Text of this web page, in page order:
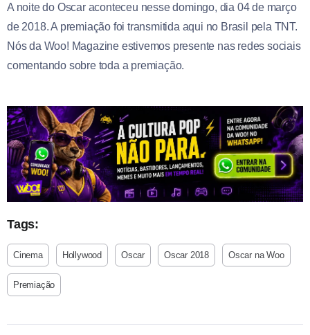
A noite do Oscar aconteceu nesse domingo, dia 04 de março
de 2018. A premiação foi transmitida aqui no Brasil pela TNT.
Nós da Woo! Magazine estivemos presente nas redes sociais
comentando sobre toda a premiação.
Tags:
Cinema Hollywood Oscar Oscar 2018 Oscar na Woo
Premiação